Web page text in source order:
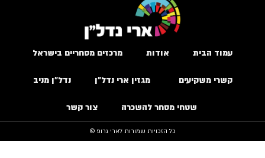
עמוד הבית אודות מרכזים מסחריים בישראל
קשרי משקיעים מגזין ארי נדל״ן נדל״ן מניב
שטחי מסחר להשכרה צור קשר
כל הזכויות שמורות לארי גרופ ©